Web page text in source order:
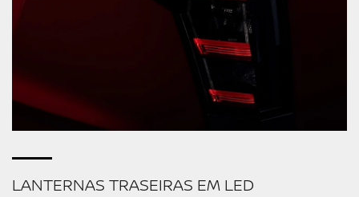
LANTERNAS TRASEIRAS EM LED